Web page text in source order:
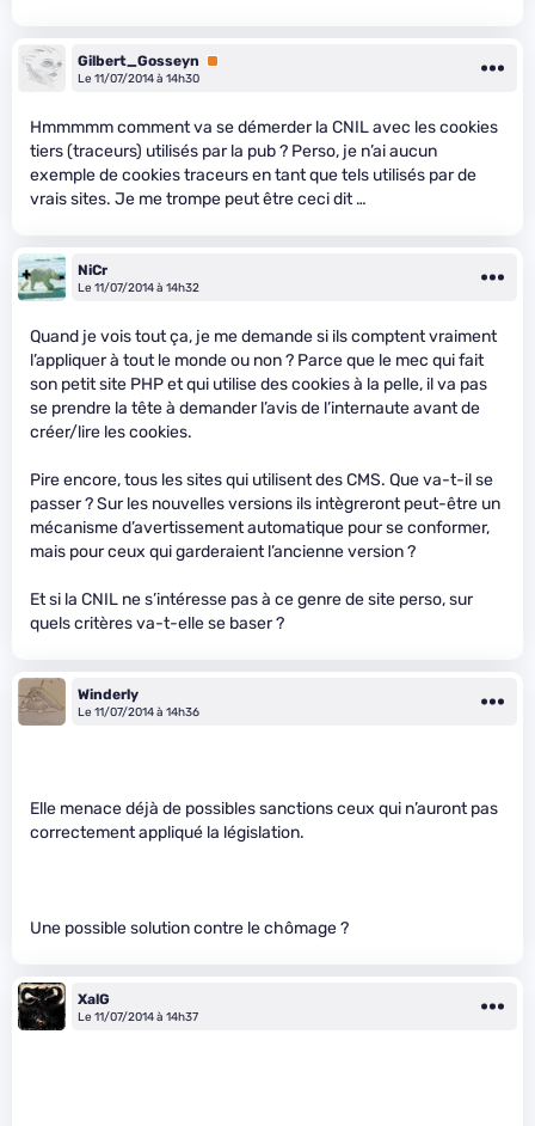
Gilbert_Gosseyn
Premium
Le 11/07/2014 à 14h30
Hmmmmm comment va se démerder la CNIL avec les cookies
tiers (traceurs) utilisés par la pub ? Perso, je n’ai aucun
exemple de cookies traceurs en tant que tels utilisés par de
vrais sites. Je me trompe peut être ceci dit …
NiCr
Le 11/07/2014 à 14h32
Quand je vois tout ça, je me demande si ils comptent vraiment
l’appliquer à tout le monde ou non ? Parce que le mec qui fait
son petit site PHP et qui utilise des cookies à la pelle, il va pas
se prendre la tête à demander l’avis de l’internaute avant de
créer/lire les cookies.
Pire encore, tous les sites qui utilisent des CMS. Que va-t-il se
passer ? Sur les nouvelles versions ils intègreront peut-être un
mécanisme d’avertissement automatique pour se conformer,
mais pour ceux qui garderaient l’ancienne version ?
Et si la CNIL ne s’intéresse pas à ce genre de site perso, sur
quels critères va-t-elle se baser ?
Winderly
Le 11/07/2014 à 14h36
Elle menace déjà de possibles sanctions ceux qui n’auront pas
correctement appliqué la législation.
Une possible solution contre le chômage ?
XalG
Le 11/07/2014 à 14h37